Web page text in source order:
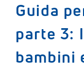
Guida
parte 3:
bambini